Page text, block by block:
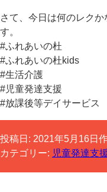
さて、今日は何のレク
す。
#ふれあいの杜
#ふれあいの杜kids
#生活介護
#児童発達支援
#放課後等デイサービス
投稿日: 2021年5月16日
カテゴリー: 児童発達支